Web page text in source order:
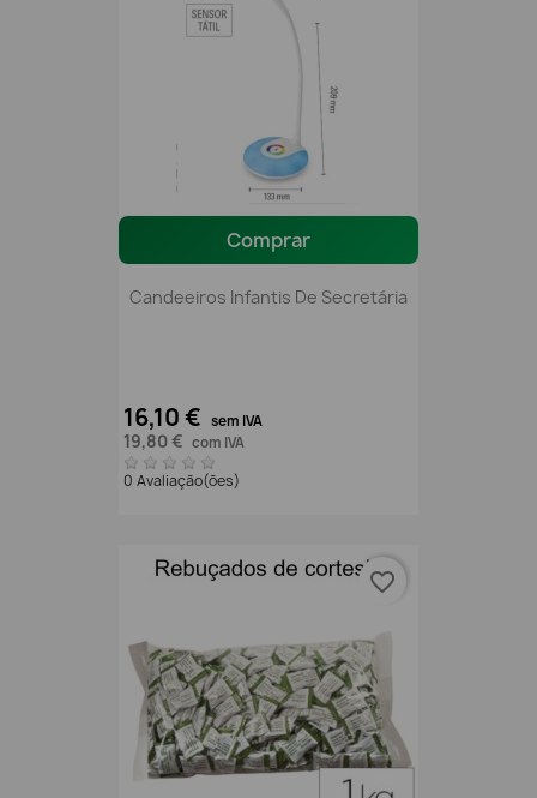
Comprar
Candeeiros Infantis De Secretária
16,10 € sem IVA
19,80 € com IVA
0 Avaliação(ões)
favorite_border